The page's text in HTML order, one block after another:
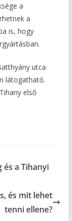
a
a
is, hogy
utca
látogatható.
első
a Tihanyi
és mit lehet
tenni ellene?